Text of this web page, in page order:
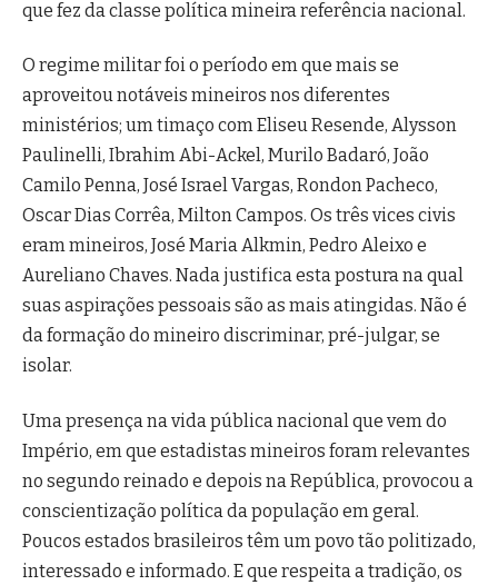
que fez da classe política mineira referência nacional.
O regime militar foi o período em que mais se
aproveitou notáveis mineiros nos diferentes
ministérios; um timaço com Eliseu Resende, Alysson
Paulinelli, Ibrahim Abi-Ackel, Murilo Badaró, João
Camilo Penna, José Israel Vargas, Rondon Pacheco,
Oscar Dias Corrêa, Milton Campos. Os três vices civis
eram mineiros, José Maria Alkmin, Pedro Aleixo e
Aureliano Chaves. Nada justifica esta postura na qual
suas aspirações pessoais são as mais atingidas. Não é
da formação do mineiro discriminar, pré-julgar, se
isolar.
Uma presença na vida pública nacional que vem do
Império, em que estadistas mineiros foram relevantes
no segundo reinado e depois na República, provocou a
conscientização política da população em geral.
Poucos estados brasileiros têm um povo tão politizado,
interessado e informado. E que respeita a tradição, os